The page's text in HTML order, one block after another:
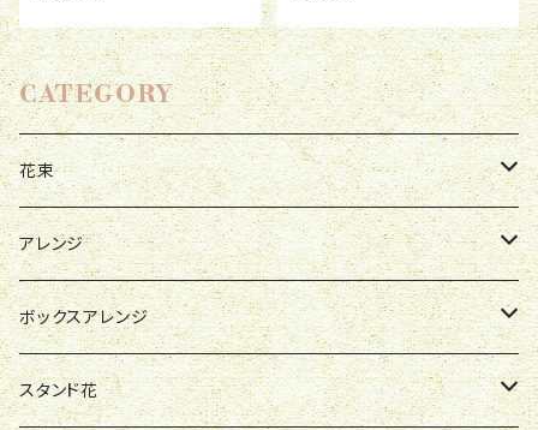
CATEGORY
花束
母の日
お祝い
誕生日
アレンジ
母の日
R&P
お祝い
ボックスアレンジ
母の日
スタンド花